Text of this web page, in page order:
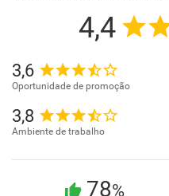
4,4
3,6
Oportunidade de promoção
3,8
Ambiente de trabalho
78%